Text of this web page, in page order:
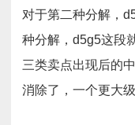
对于第二种分解，
种分解，d5g5这段
三类卖点出现后的
消除了，一个更大